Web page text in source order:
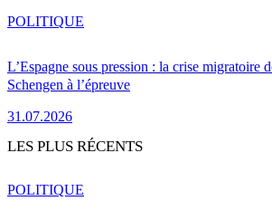
L’Espagne sous pression : la crise migratoire
Schengen à l’épreuve
31.07.2026
POLITIQUE
LES PLUS RÉCENTS
POLITIQUE